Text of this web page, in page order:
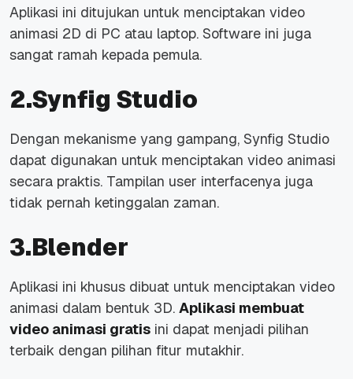
Aplikasi ini ditujukan untuk menciptakan video
animasi 2D di PC atau laptop. Software ini juga
sangat ramah kepada pemula.
2.Synfig Studio
Dengan mekanisme yang gampang, Synfig Studio
dapat digunakan untuk menciptakan video animasi
secara praktis. Tampilan user interfacenya juga
tidak pernah ketinggalan zaman.
3.Blender
Aplikasi ini khusus dibuat untuk menciptakan video
animasi dalam bentuk 3D. Aplikasi membuat
video animasi gratis ini dapat menjadi pilihan
terbaik dengan pilihan fitur mutakhir.